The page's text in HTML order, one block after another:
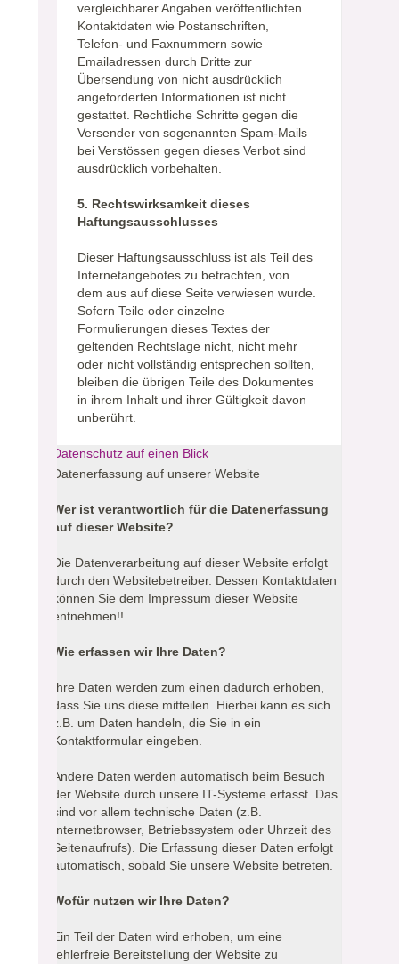
vergleichbarer Angaben veröffentlichten
Kontaktdaten wie Postanschriften,
Telefon- und Faxnummern sowie
Emailadressen durch Dritte zur
Übersendung von nicht ausdrücklich
angeforderten Informationen ist nicht
gestattet. Rechtliche Schritte gegen die
Versender von sogenannten Spam-Mails
bei Verstössen gegen dieses Verbot sind
ausdrücklich vorbehalten.
5. Rechtswirksamkeit dieses
Haftungsausschlusses
Dieser Haftungsausschluss ist als Teil des
Internetangebotes zu betrachten, von
dem aus auf diese Seite verwiesen wurde.
Sofern Teile oder einzelne
Formulierungen dieses Textes der
geltenden Rechtslage nicht, nicht mehr
oder nicht vollständig entsprechen sollten,
bleiben die übrigen Teile des Dokumentes
in ihrem Inhalt und ihrer Gültigkeit davon
unberührt.
Datenschutz auf einen Blick
Datenerfassung auf unserer Website
Wer ist verantwortlich für die Datenerfassung
auf dieser Website?
Die Datenverarbeitung auf dieser Website erfolgt
durch den Websitebetreiber. Dessen Kontaktdaten
können Sie dem Impressum dieser Website
entnehmen!!
Wie erfassen wir Ihre Daten?
Ihre Daten werden zum einen dadurch erhoben,
dass Sie uns diese mitteilen. Hierbei kann es sich
z.B. um Daten handeln, die Sie in ein
Kontaktformular eingeben.
Andere Daten werden automatisch beim Besuch
der Website durch unsere IT-Systeme erfasst. Das
sind vor allem technische Daten (z.B.
Internetbrowser, Betriebssystem oder Uhrzeit des
Seitenaufrufs). Die Erfassung dieser Daten erfolgt
automatisch, sobald Sie unsere Website betreten.
Wofür nutzen wir Ihre Daten?
Ein Teil der Daten wird erhoben, um eine
fehlerfreie Bereitstellung der Website zu